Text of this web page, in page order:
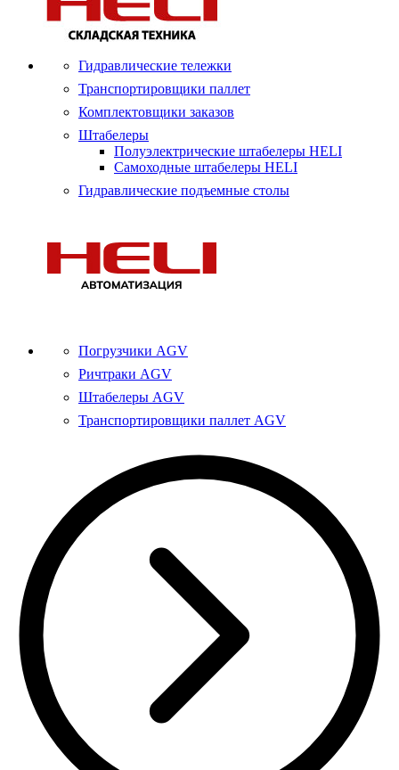
Гидравлические тележки
Транспортировщики паллет
Комплектовщики заказов
Штабелеры
Полуэлектрические штабелеры HELI
Самоходные штабелеры HELI
Гидравлические подъемные столы
Погрузчики AGV
Ричтраки AGV
Штабелеры AGV
Транспортировщики паллет AGV